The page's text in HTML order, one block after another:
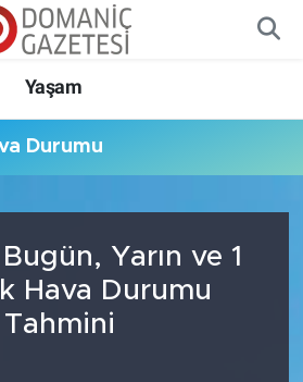
Yaşam
Durumu
Yarın ve 1
Hava Durumu
Tahmini